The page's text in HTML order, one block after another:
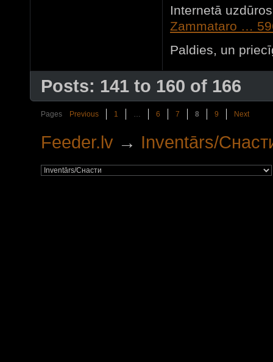
Internetā
Zammataro …
Paldies, un
Posts: 141 to 160 of 166
Pages Previous 1 6 7 8 9 Next
Feeder.lv → Inventārs/